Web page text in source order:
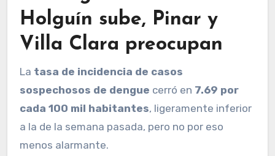
Holguín sube, Pinar y
Villa Clara preocupan
La tasa de incidencia de casos
sospechosos de dengue cerró en 7.69 por
cada 100 mil habitantes, ligeramente inferior
a la de la semana pasada, pero no por eso
menos alarmante.